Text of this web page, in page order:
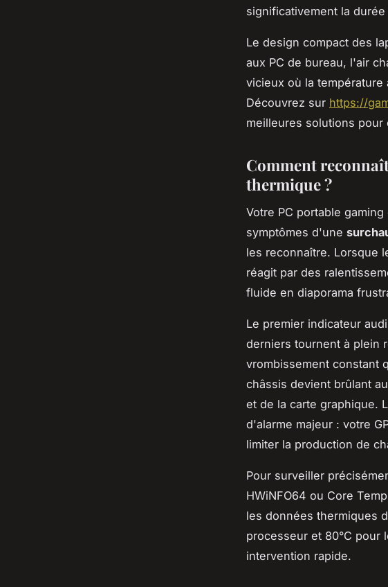
significativement la
Le design compact des
aux PC de bureau, l'air
vicieux où la
Découvrez sur https://
meilleures solutions
Comment
thermique ?
Votre PC portable
symptômes d'une
les reconnaître. Lorsque
réagit par des
fluide en diaporama
Le premier indicateur
derniers tournent à plein
vrombissement constant
châssis devient brûlant
et de la carte graphique.
d'alarme majeur : votre
limiter la production de
Pour surveiller
HWiNFO64 ou Core
les données thermiques
processeur et 80°C pour
intervention rapide.